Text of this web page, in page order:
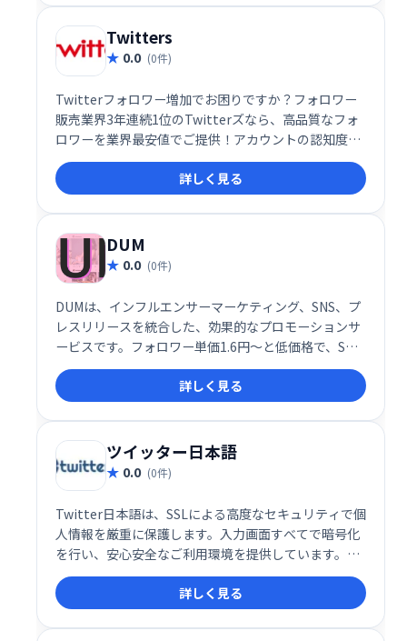
Twitters
0.0 (0件)
Twitterフォロワー増加でお困りですか？フォロワー
販売業界3年連続1位のTwitterズなら、高品質なフォ
ロワーを業界最安値でご提供！アカウントの認知度向
上やエンゲージメントの拡大に貢献します。ぜひ、
Twitterズで理想のフォロワーを獲得し、Twitter戦略
を成功させましょう！
詳しく見る
DUM
0.0 (0件)
DUMは、インフルエンサーマーケティング、SNS、プ
レスリリースを統合した、効果的なプロモーションサ
ービスです。フォロワー単価1.6円〜と低価格で、SNS
を活用した集客・ブランド認知向上を実現します。
詳しく見る
ツイッター日本語
0.0 (0件)
Twitter日本語は、SSLによる高度なセキュリティで個
人情報を厳重に保護します。入力画面すべてで暗号化
を行い、安心安全なご利用環境を提供しています。安
心してご利用ください。
詳しく見る